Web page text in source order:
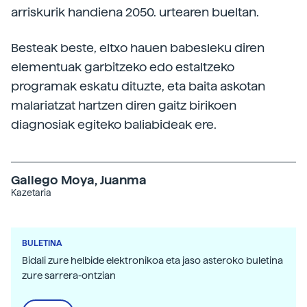
arriskurik handiena 2050. urtearen bueltan.
Besteak beste, eltxo hauen babesleku diren
elementuak garbitzeko edo estaltzeko
programak eskatu dituzte, eta baita askotan
malariatzat hartzen diren gaitz birikoen
diagnosiak egiteko baliabideak ere.
Gallego Moya, Juanma
Kazetaria
BULETINA
Bidali zure helbide elektronikoa eta jaso asteroko buletina
zure sarrera-ontzian